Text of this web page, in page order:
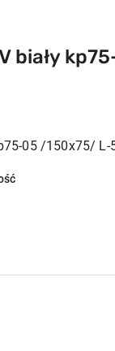
biały
05 /150x75/